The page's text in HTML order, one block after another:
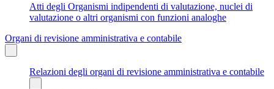
Atti degli Organismi indipendenti di valutazione, nuclei di
valutazione o altri organismi con funzioni analoghe
Organi di revisione amministrativa e contabile
Relazioni degli organi di revisione amministrativa e contabile